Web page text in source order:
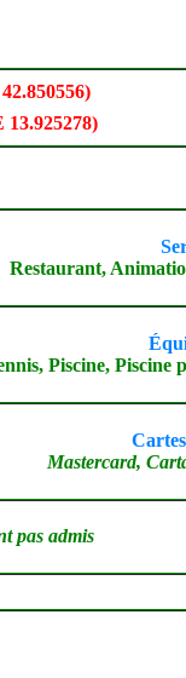
13.925278)
Restaurant,
Piscine, Piscine
Mastercard,
pas admis